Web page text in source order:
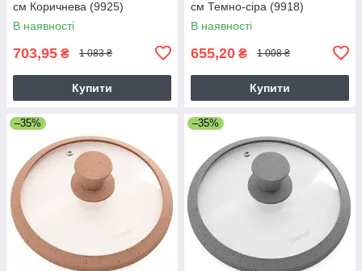
см Коричнева (9925)
В наявності
703,95 ₴ 1 083 ₴
Купити
см Темно-сіра (9918)
В наявності
655,20 ₴ 1 008 ₴
Купити
–35% –35%